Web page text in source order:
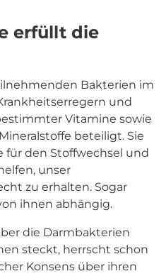
erfüllt die
Bakterien im
und
Vitamine sowie
beteiligt. Sie
für den Stoffwechsel und
unser
zu erhalten. Sogar
ihnen abhängig.
die Darmbakterien
steckt, herrscht schon
Konsens über ihren